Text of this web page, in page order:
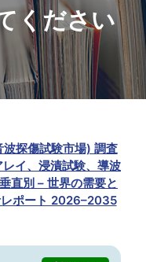
ください
探傷試験市場) 調査
イ、浸漬試験、導波
直別 – 世界の需要と
ポート 2026–2035